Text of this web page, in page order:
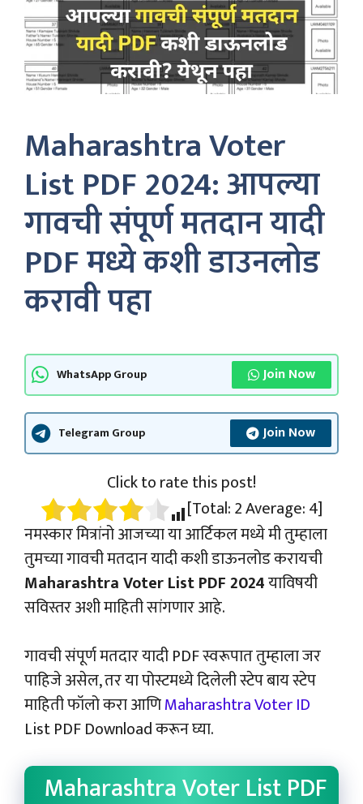
Maharashtra Voter
List PDF 2024: आपल्या
गावची संपूर्ण मतदान यादी
PDF मध्ये कशी डाउनलोड
करावी पहा
WhatsApp Group Join Now
Telegram Group Join Now
Click to rate this post!
[Total:2Average:4]
नमस्कार मित्रांनो आजच्या या आर्टिकल मध्ये मी तुम्हाला
तुमच्या गावची मतदान यादी कशी डाऊनलोड करायची
Maharashtra Voter List PDF 2024याविषयी
सविस्तर अशी माहिती सांगणार आहे.
गावची संपूर्ण मतदार यादी PDF स्वरूपात तुम्हाला जर
पाहिजे असेल, तर या पोस्टमध्ये दिलेली स्टेप बाय स्टेप
माहिती फॉलो करा आणिMaharashtra Voter ID
List PDF Download करून घ्या.
Maharashtra Voter List PDF